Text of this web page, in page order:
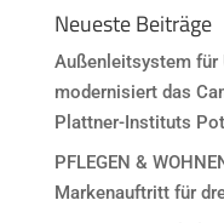
Neueste Beiträge
Außenleitsystem für
modernisiert das
Plattner-Instituts
PFLEGEN &
Markenauftritt für